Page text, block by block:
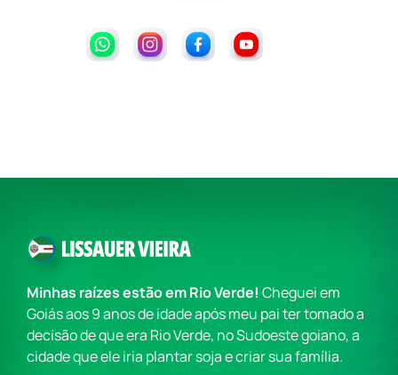
Minhas raízes estão em Rio Verde! Cheguei em
Goiás aos 9 anos de idade após meu pai ter tomado a
decisão de que era Rio Verde, no Sudoeste goiano, a
cidade que ele iria plantar soja e criar sua família.